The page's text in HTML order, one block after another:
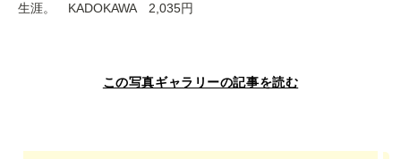
生涯。 KADOKAWA 2,035円
この写真ギャラリーの記事を読む